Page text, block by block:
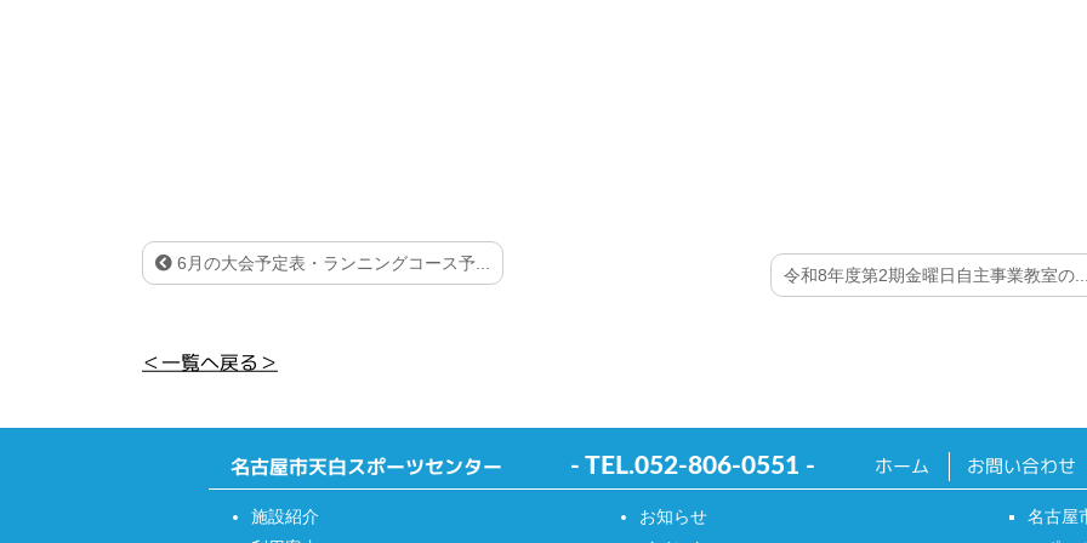
6月の大会予定表・ランニングコース予...
令和8年度第2期金曜日自主事業教室の...
＜一覧へ戻る＞
名古屋市天白スポーツセンター - TEL.052-806-0551 - ホーム お問い合わせ
施設紹介
お知らせ
名古屋